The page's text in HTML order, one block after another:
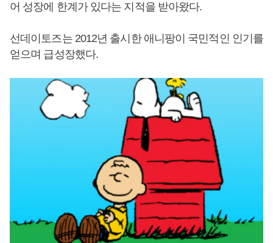
어 성장에 한계가 있다는 지적을 받아왔다.
선데이토즈는 2012년 출시한 애니팡이 국민적인 인기를
얻으며 급성장했다.